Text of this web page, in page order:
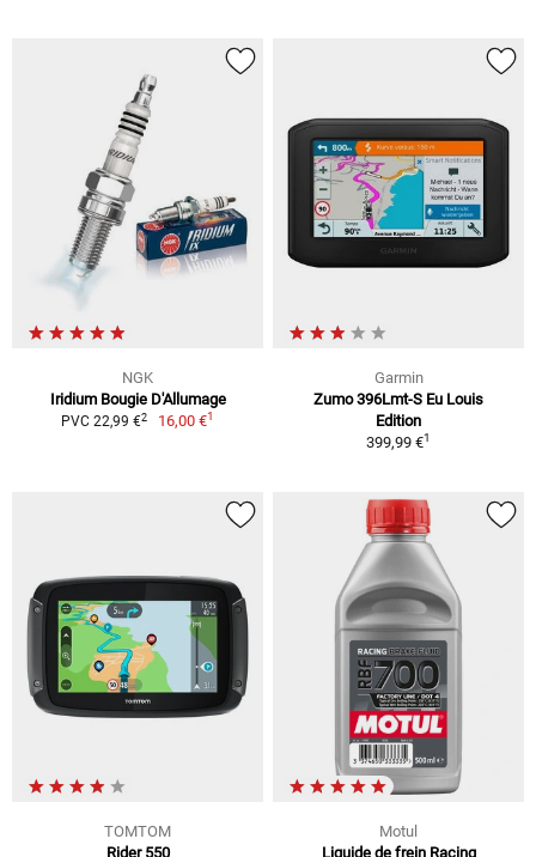
NGK
Iridium Bougie D'Allumage
PVC 22,99 €2 16,00 €1
Garmin
Zumo 396Lmt-S Eu Louis
Edition
399,99 €1
TOMTOM
Rider 550
Motul
Liquide de frein Racing